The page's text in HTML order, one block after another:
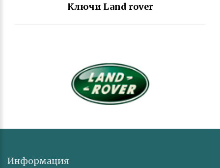
Ключи Land rover
Информация